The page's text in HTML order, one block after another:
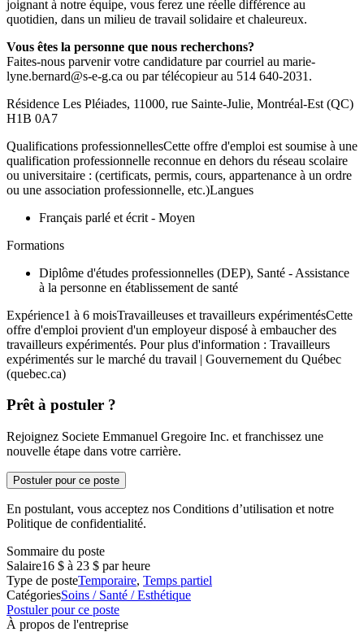
joignant à notre équipe, vous ferez une réelle différence au
quotidien, dans un milieu de travail solidaire et chaleureux.
Vous êtes la personne que nous recherchons?
Faites-nous parvenir votre candidature par courriel au marie-
lyne.bernard@s-e-g.ca ou par télécopieur au 514 640-2031.
Résidence Les Pléiades, 11000, rue Sainte-Julie, Montréal-Est (QC)
H1B 0A7
Qualifications professionnellesCette offre d'emploi est soumise à une
qualification professionnelle reconnue en dehors du réseau scolaire
ou universitaire : (certificats, permis, cours, appartenance à un ordre
ou une association professionnelle, etc.)Langues
Français parlé et écrit - Moyen
Formations
Diplôme d'études professionnelles (DEP), Santé - Assistance
à la personne en établissement de santé
Expérience1 à 6 moisTravailleuses et travailleurs expérimentésCette
offre d'emploi provient d'un employeur disposé à embaucher des
travailleurs expérimentés. Pour plus d'information : Travailleurs
expérimentés sur le marché du travail | Gouvernement du Québec
(quebec.ca)
Prêt à postuler ?
Rejoignez Societe Emmanuel Gregoire Inc. et franchissez une
nouvelle étape dans votre carrière.
Postuler pour ce poste
En postulant, vous acceptez nos Conditions d’utilisation et notre
Politique de confidentialité.
Sommaire du poste
Salaire16 $ à 23 $ par heure
Type de posteTemporaire, Temps partiel
CatégoriesSoins / Santé / Esthétique
Postuler pour ce poste
À propos de l'entreprise